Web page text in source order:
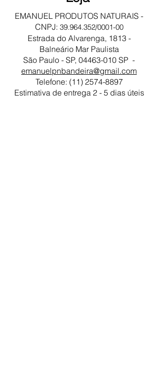
EMANUEL PRODUTOS NATURAIS -
CNPJ: 39.964.352/0001-00
Estrada do Alvarenga, 1813 -
Balneário Mar Paulista
São Paulo - SP, 04463-010 SP -
emanuelpnbandeira@gmail.com
Telefone: (11) 2574-8897
Estimativa de entrega 2 - 5 dias úteis